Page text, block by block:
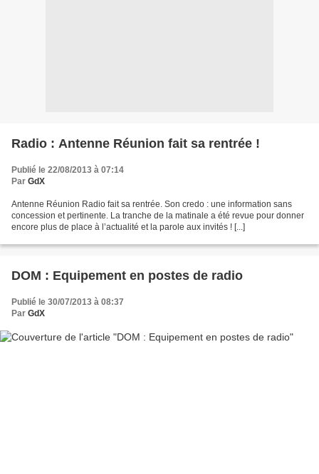
Radio : Antenne Réunion fait sa rentrée !
Publié le 22/08/2013 à 07:14
Par GdX
Antenne Réunion Radio fait sa rentrée. Son credo : une information sans
concession et pertinente. La tranche de la matinale a été revue pour donner
encore plus de place à l’actualité et la parole aux invités ! [...]
DOM : Equipement en postes de radio
Publié le 30/07/2013 à 08:37
Par GdX